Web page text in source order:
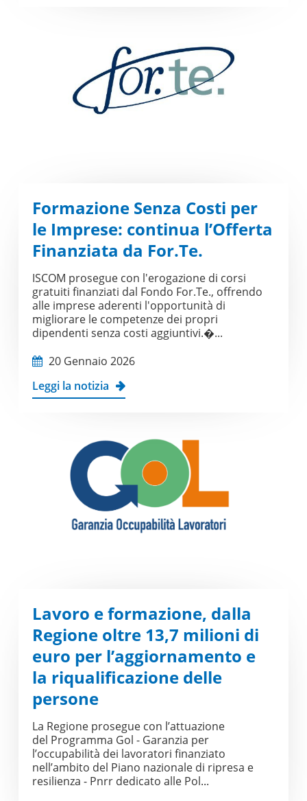
Formazione Senza Costi per
le Imprese: continua l’Offerta
Finanziata da For.Te.
ISCOM prosegue con l'erogazione di corsi
gratuiti finanziati dal Fondo For.Te., offrendo
alle imprese aderenti l'opportunità di
migliorare le competenze dei propri
dipendenti senza costi aggiuntivi.�...
20 Gennaio 2026
Leggi la notizia
Lavoro e formazione, dalla
Regione oltre 13,7 milioni di
euro per l’aggiornamento e
la riqualificazione delle
persone
La Regione prosegue con l’attuazione
del Programma Gol - Garanzia per
l’occupabilità dei lavoratori finanziato
nell’ambito del Piano nazionale di ripresa e
resilienza - Pnrr dedicato alle Pol...